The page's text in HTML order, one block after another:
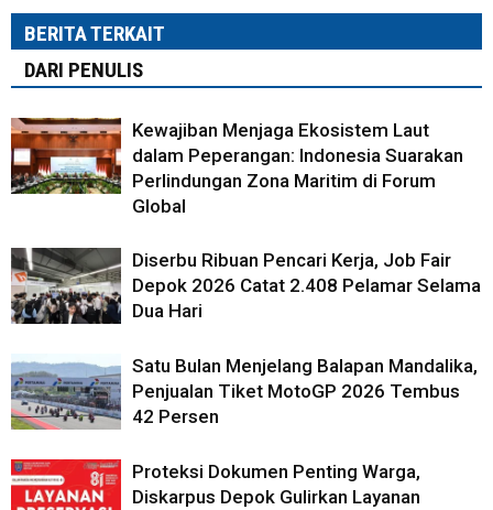
BERITA TERKAIT
DARI PENULIS
Kewajiban Menjaga Ekosistem Laut
dalam Peperangan: Indonesia Suarakan
Perlindungan Zona Maritim di Forum
Global
Diserbu Ribuan Pencari Kerja, Job Fair
Depok 2026 Catat 2.408 Pelamar Selama
Dua Hari
Satu Bulan Menjelang Balapan Mandalika,
Penjualan Tiket MotoGP 2026 Tembus
42 Persen
Proteksi Dokumen Penting Warga,
Diskarpus Depok Gulirkan Layanan